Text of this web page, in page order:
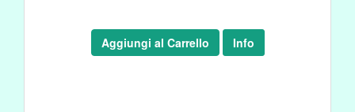
Aggiungi al Carrello Info